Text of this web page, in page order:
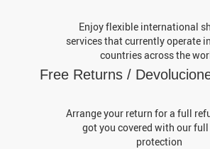
Enjoy flexible international
services that currently operate
countries across the
Free Returns /
Arrange your return for a full
got you covered with our full
protection